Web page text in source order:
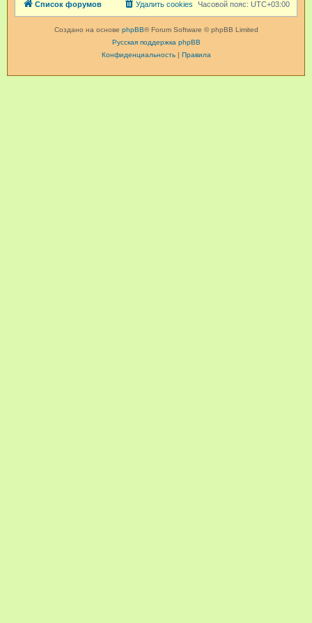
Список форумов Часовой пояс: UTC+03:00
Удалить cookies
Создано на основе phpBB® Forum Software © phpBB Limited
Русская поддержка phpBB
Конфиденциальность| Правила